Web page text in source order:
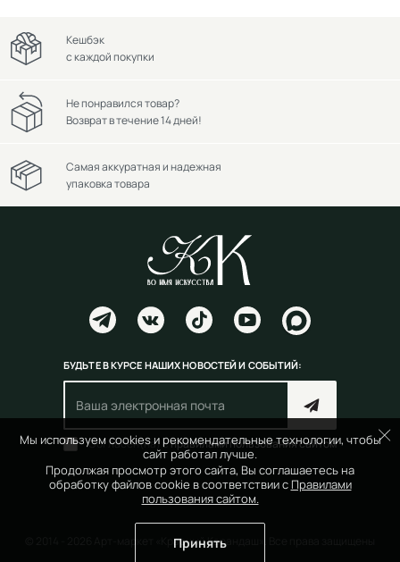
Мы используем cookies и рекомендательные технологии, чтобы
сайт работал лучше.
Продолжая просмотр этого сайта, Вы соглашаетесь на
обработку файлов cookie в соответствии с Правилами
пользования сайтом.
Принять
Кешбэк
с каждой покупки
Не понравился товар?
Возврат в течение 14 дней!
Самая аккуратная и надежная
упаковка товара
БУДЬТЕ В КУРСЕ НАШИХ НОВОСТЕЙ И СОБЫТИЙ:
Согласен(на) справилами пользования сайтом
© 2014 - 2026 Арт-маркет «Красный Карандаш». Все права защищены